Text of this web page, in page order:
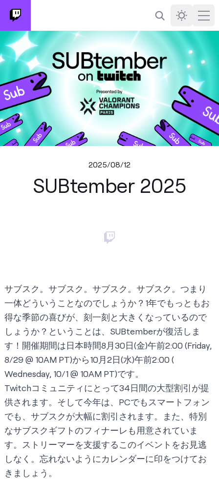
検索
Darkmode
2025/08/12
SUBtember 2025
サブスク。サブスク。サブスク。サブスク。つまり
一体どういうことなのでしょうか？1年でもっともお
得な季節の喜びが、刻一刻と大きくなっているので
しょうか？ということは、SUBtemberが復活しま
す！開催期間は日本時間8月30日(金)午前2:00 (Friday,
8/29 @ 10AM PT)から10月2日(水)午前2:00 (
Wednesday, 10/1 @ 10AM PT)です。
Twitchコミュニティにとって34日間の大型割引が提
供されます。そして今年は、PCでもスマートフォン
でも、サブスクが大幅に割引されます。また、特別
なサブスクギフトのフィナーレも用意されていま
す。ストリーマーを支援するこのイベントをお見逃
しなく。忘れないようにカレンダーに印をつけてお
きましょう。